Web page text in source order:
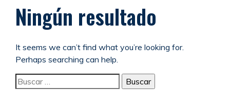
Ningún resultado
It seems we can’t find what you’re looking for.
Perhaps searching can help.
Buscar: